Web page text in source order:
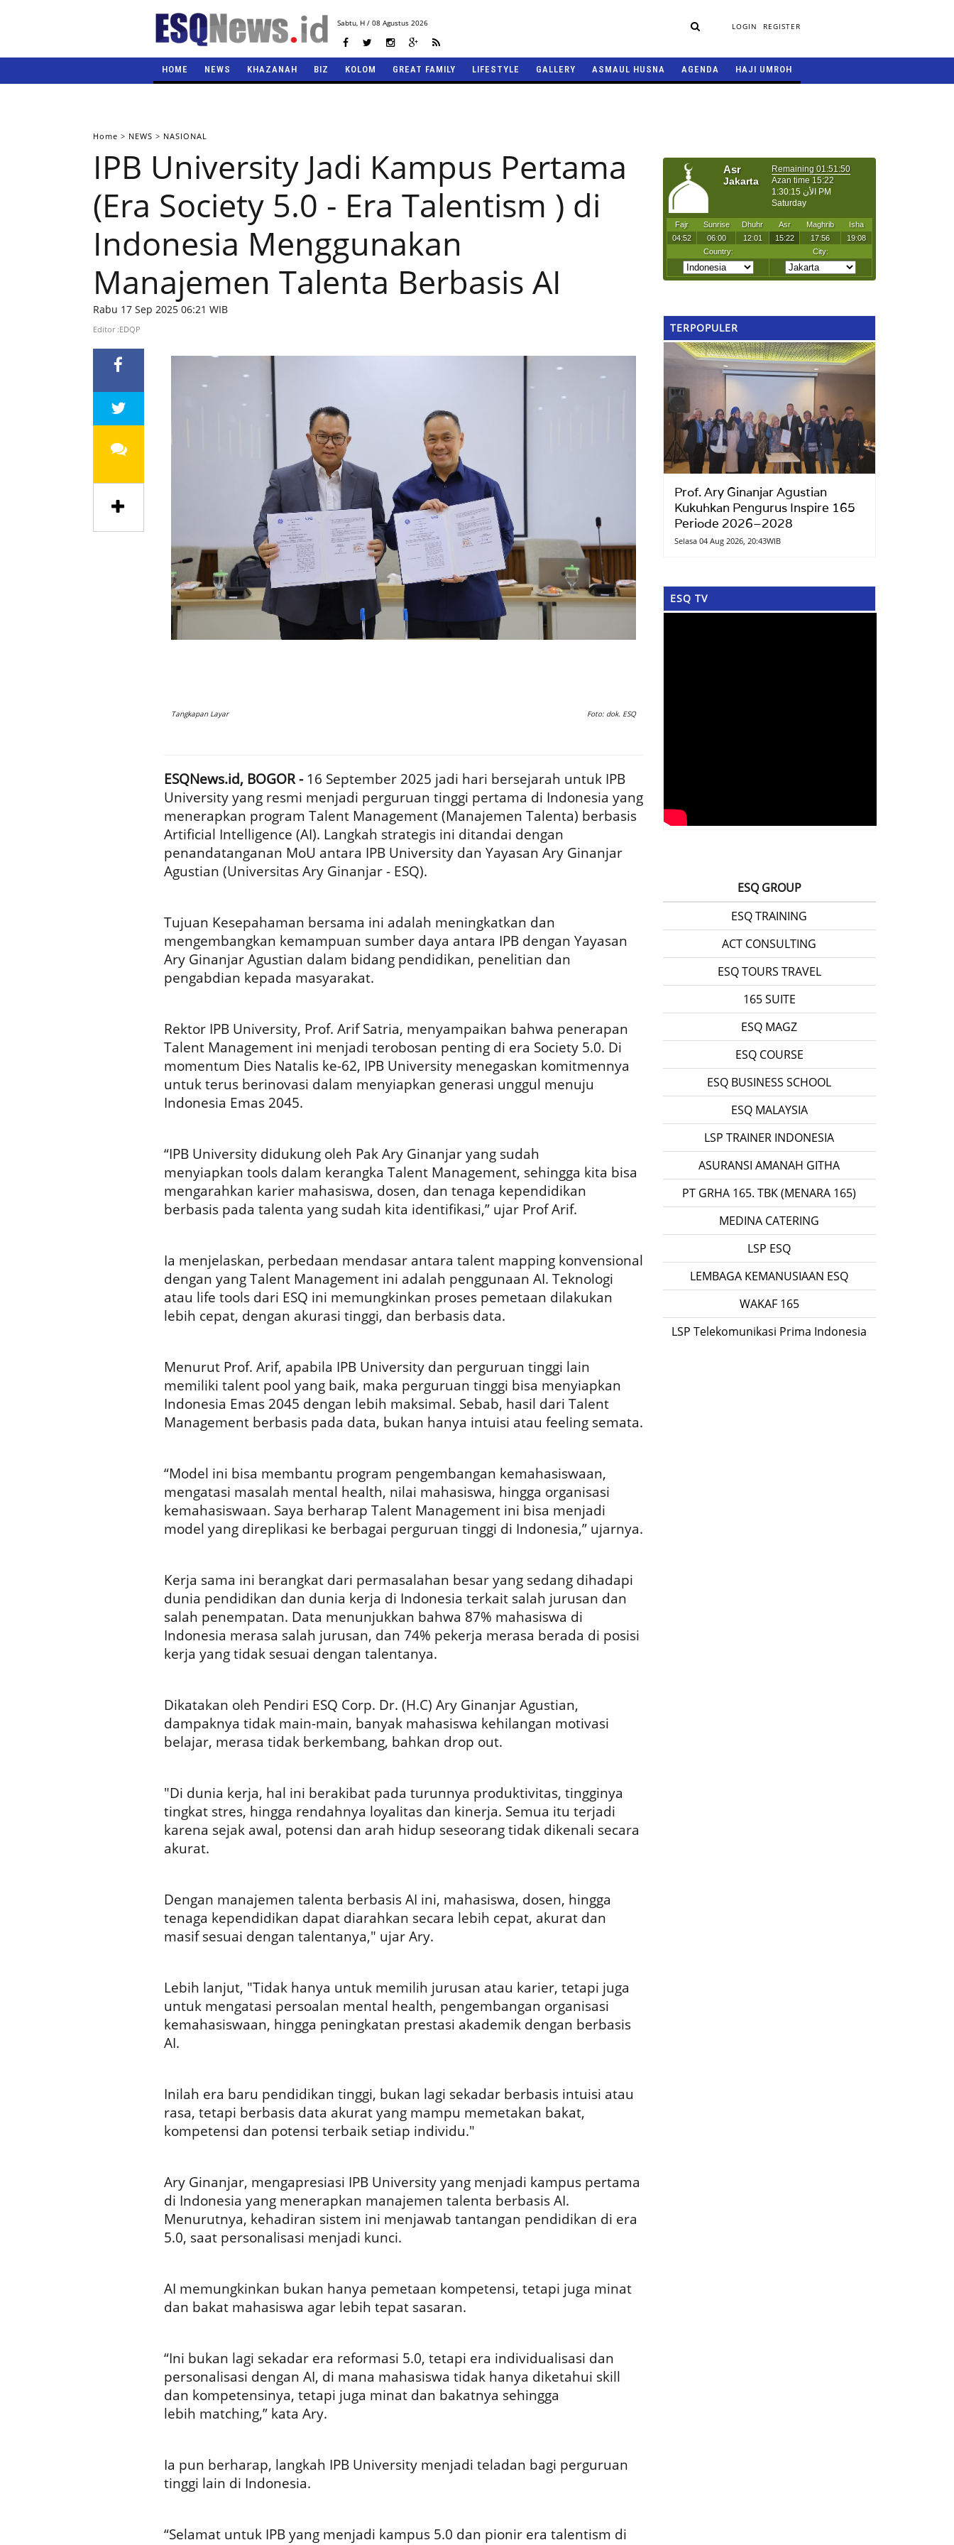
Sabtu,H / 08 Agustus 2026 LOGIN REGISTER
HOME NEWS KHAZANAH BIZ KOLOM GREAT FAMILY LIFESTYLE GALLERY ASMAUL HUSNA AGENDA HAJI UMROH
Home > NEWS > NASIONAL
IPB University Jadi Kampus Pertama
(Era Society 5.0 - Era Talentism ) di
Indonesia Menggunakan
Manajemen Talenta Berbasis AI
Rabu 17 Sep 2025 06:21 WIB
Editor :EDQP
Tangkapan Layar Foto: dok. ESQ
ESQNews.id, BOGOR -16 September 2025 jadi hari bersejarah untuk IPB
University yang resmi menjadi perguruan tinggi pertama di Indonesia yang
menerapkan program Talent Management (Manajemen Talenta) berbasis
Artificial Intelligence (AI). Langkah strategis ini ditandai dengan
penandatanganan MoU antara IPB University dan Yayasan Ary Ginanjar
Agustian (Universitas Ary Ginanjar - ESQ).
Tujuan Kesepahaman bersama ini adalah meningkatkan dan
mengembangkan kemampuan sumber daya antara IPB dengan Yayasan
Ary Ginanjar Agustian dalam bidang pendidikan, penelitian dan
pengabdian kepada masyarakat.
Rektor IPB University, Prof. Arif Satria, menyampaikan bahwa penerapan
Talent Management ini menjadi terobosan penting di era Society 5.0. Di
momentum Dies Natalis ke-62, IPB University menegaskan komitmennya
untuk terus berinovasi dalam menyiapkan generasi unggul menuju
Indonesia Emas 2045.
“IPB University didukung oleh Pak Ary Ginanjar yang sudah
menyiapkan tools dalam kerangka Talent Management, sehingga kita bisa
mengarahkan karier mahasiswa, dosen, dan tenaga kependidikan
berbasis pada talenta yang sudah kita identifikasi,” ujar Prof Arif.
Ia menjelaskan, perbedaan mendasar antara talent mapping konvensional
dengan yang Talent Management ini adalah penggunaan AI. Teknologi
atau life tools dari ESQ ini memungkinkan proses pemetaan dilakukan
lebih cepat, dengan akurasi tinggi, dan berbasis data.
Menurut Prof. Arif, apabila IPB University dan perguruan tinggi lain
memiliki talent pool yang baik, maka perguruan tinggi bisa menyiapkan
Indonesia Emas 2045 dengan lebih maksimal. Sebab, hasil dari Talent
Management berbasis pada data, bukan hanya intuisi atau feeling semata.
“Model ini bisa membantu program pengembangan kemahasiswaan,
mengatasi masalah mental health, nilai mahasiswa, hingga organisasi
kemahasiswaan. Saya berharap Talent Management ini bisa menjadi
model yang direplikasi ke berbagai perguruan tinggi di Indonesia,” ujarnya.
Kerja sama ini berangkat dari permasalahan besar yang sedang dihadapi
dunia pendidikan dan dunia kerja di Indonesia terkait salah jurusan dan
salah penempatan. Data menunjukkan bahwa 87% mahasiswa di
Indonesia merasa salah jurusan, dan 74% pekerja merasa berada di posisi
kerja yang tidak sesuai dengan talentanya.
Dikatakan oleh Pendiri ESQ Corp. Dr. (H.C) Ary Ginanjar Agustian,
dampaknya tidak main-main, banyak mahasiswa kehilangan motivasi
belajar, merasa tidak berkembang, bahkan drop out.
"Di dunia kerja, hal ini berakibat pada turunnya produktivitas, tingginya
tingkat stres, hingga rendahnya loyalitas dan kinerja. Semua itu terjadi
karena sejak awal, potensi dan arah hidup seseorang tidak dikenali secara
akurat.
Dengan manajemen talenta berbasis AI ini, mahasiswa, dosen, hingga
tenaga kependidikan dapat diarahkan secara lebih cepat, akurat dan
masif sesuai dengan talentanya," ujar Ary.
Lebih lanjut, "Tidak hanya untuk memilih jurusan atau karier, tetapi juga
untuk mengatasi persoalan mental health, pengembangan organisasi
kemahasiswaan, hingga peningkatan prestasi akademik dengan berbasis
AI.
Inilah era baru pendidikan tinggi, bukan lagi sekadar berbasis intuisi atau
rasa, tetapi berbasis data akurat yang mampu memetakan bakat,
kompetensi dan potensi terbaik setiap individu."
Ary Ginanjar, mengapresiasi IPB University yang menjadi kampus pertama
di Indonesia yang menerapkan manajemen talenta berbasis AI.
Menurutnya, kehadiran sistem ini menjawab tantangan pendidikan di era
5.0, saat personalisasi menjadi kunci.
AI memungkinkan bukan hanya pemetaan kompetensi, tetapi juga minat
dan bakat mahasiswa agar lebih tepat sasaran.
“Ini bukan lagi sekadar era reformasi 5.0, tetapi era individualisasi dan
personalisasi dengan AI, di mana mahasiswa tidak hanya diketahui skill
dan kompetensinya, tetapi juga minat dan bakatnya sehingga
lebih matching,” kata Ary.
Ia pun berharap, langkah IPB University menjadi teladan bagi perguruan
tinggi lain di Indonesia.
“Selamat untuk IPB yang menjadi kampus 5.0 dan pionir era talentism di
TERPOPULER
Prof. Ary Ginanjar Agustian
Kukuhkan Pengurus Inspire 165
Periode 2026–2028
Selasa 04 Aug 2026, 20:43WIB
ESQ TV
ESQ GROUP
ESQ TRAINING
ACT CONSULTING
ESQ TOURS TRAVEL
165 SUITE
ESQ MAGZ
ESQ COURSE
ESQ BUSINESS SCHOOL
ESQ MALAYSIA
LSP TRAINER INDONESIA
ASURANSI AMANAH GITHA
PT GRHA 165. TBK (MENARA 165)
MEDINA CATERING
LSP ESQ
LEMBAGA KEMANUSIAAN ESQ
WAKAF 165
LSP Telekomunikasi Prima Indonesia